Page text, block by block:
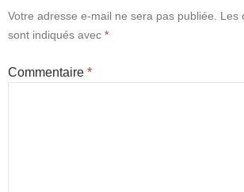
Votre adresse e-mail ne sera pas publiée.
Les
sont indiqués avec *
Commentaire *